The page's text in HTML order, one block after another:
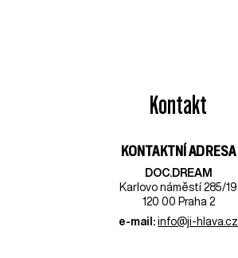
Kontakt
KONTAKTNÍ ADRESA
DOC.DREAM​
Karlovo náměstí 285/19
120 00 Praha 2
e-mail: info@ji-hlava.cz